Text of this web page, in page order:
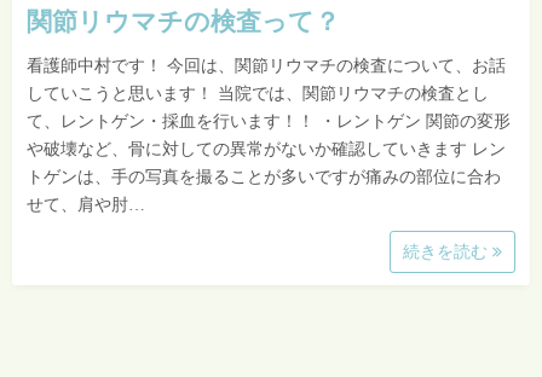
関節リウマチの検査って？
看護師中村です！ 今回は、関節リウマチの検査について、お話
していこうと思います！ 当院では、関節リウマチの検査とし
て、レントゲン・採血を行います！！ ・レントゲン 関節の変形
や破壊など、骨に対しての異常がないか確認していきます レン
トゲンは、手の写真を撮ることが多いですが痛みの部位に合わ
せて、肩や肘…
続きを読む